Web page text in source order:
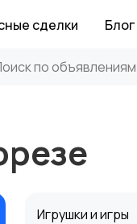
сделки Блог
Игрушки и игры